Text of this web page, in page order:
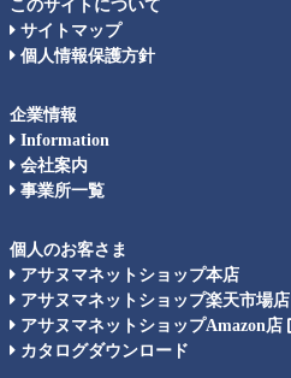
このサイトについて
サイトマップ
個人情報保護方針
企業情報
Information
会社案内
事業所一覧
個人のお客さま
アサヌマネットショップ本店
アサヌマネットショップ楽天市場店
アサヌマネットショップAmazon店
カタログダウンロード